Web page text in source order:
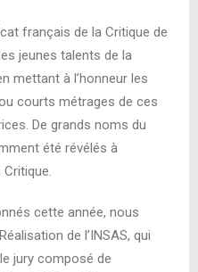
français de la Critique de
jeunes talents de la
mettant à l’honneur les
courts métrages de ces
De grands noms du
été révélés à
cette année, nous
de l’INSAS, qui
jury composé de